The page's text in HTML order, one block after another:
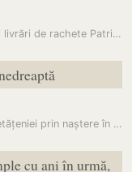
Trump pune sub semnul întrebării noi livrări de rachete Patriot pentru…
Trump forțează din nou eliminarea cetățeniei prin naștere în SUA: A…
cu ani în urmă,